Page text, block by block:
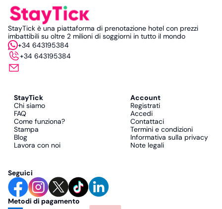
StayTick è una piattaforma di prenotazione hotel con prezzi
imbattibili su oltre 2 milioni di soggiorni in tutto il mondo
+34 643195384
+34 643195384
StayTick
Chi siamo
FAQ
Come funziona?
Stampa
Blog
Lavora con noi
Account
Registrati
Accedi
Contattaci
Termini e condizioni
Informativa sulla privacy
Note legali
Seguici
Metodi di pagamento